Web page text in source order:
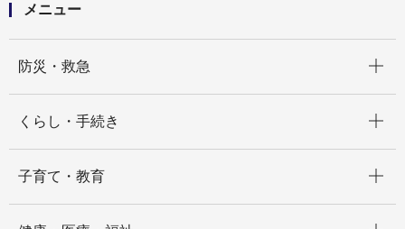
メニュー
防災・救急
くらし・手続き
子育て・教育